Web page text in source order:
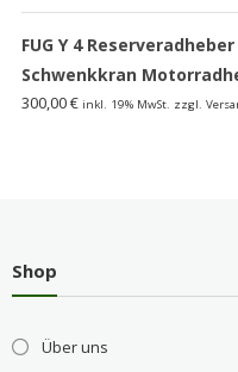
FUG Y 4
Schwenkkran
300,00€ inkl. 19% MwSt. zzgl.
Shop
Über uns